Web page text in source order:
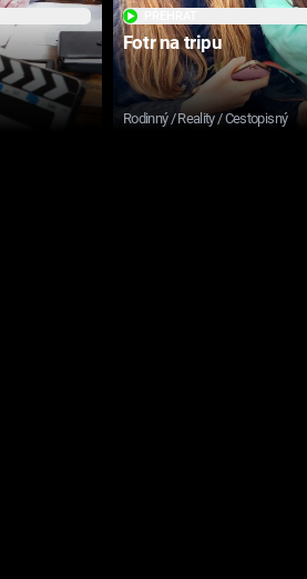
Fotr na tripu
Rodinný / Reality / Cestopisný